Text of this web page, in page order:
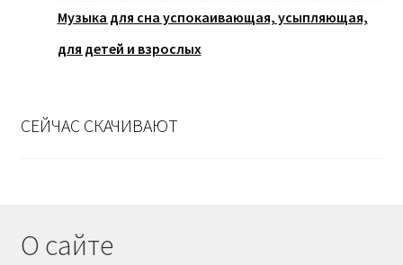
Музыка для сна успокаивающая, усыпляющая,
для детей и взрослых
СЕЙЧАС СКАЧИВАЮТ
О сайте